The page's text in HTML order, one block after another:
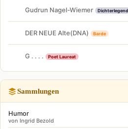
Gudrun Nagel-Wiemer
DER NEUE Alte(DNA) Barde
G . . . . Poet Laureat
Sammlungen
Humor
von Ingrid Bezold